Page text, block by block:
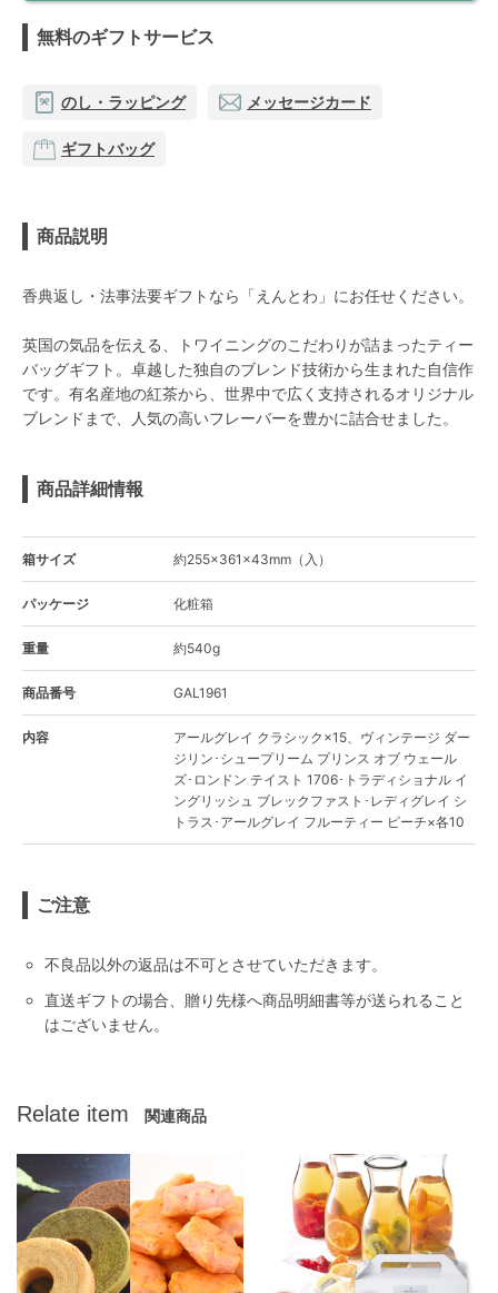
無料のギフトサービス
のし・ラッピング メッセージカード
ギフトバッグ
商品説明
香典返し・法事法要ギフトなら「えんとわ」にお任せください。
英国の気品を伝える、トワイニングのこだわりが詰まったティー
バッグギフト。卓越した独自のブレンド技術から生まれた自信作
です。有名産地の紅茶から、世界中で広く支持されるオリジナル
ブレンドまで、人気の高いフレーバーを豊かに詰合せました。
商品詳細情報
箱サイズ 約255×361×43mm（入）
パッケージ 化粧箱
重量 約540g
商品番号 GAL1961
内容
アールグレイ クラシック×15、ヴィンテージ ダー
ジリン･シュープリーム プリンス オブ ウェール
ズ･ロンドン テイスト 1706･トラディショナル イ
ングリッシュ ブレックファスト･レディグレイ シ
トラス･アールグレイ フルーティー ピーチ×各10
ご注意
不良品以外の返品は不可とさせていただきます。
直送ギフトの場合、贈り先様へ商品明細書等が送られること
はございません。
Relate item 関連商品